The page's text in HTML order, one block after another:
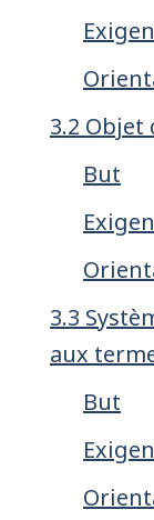
3.2
But
3.3
aux
But